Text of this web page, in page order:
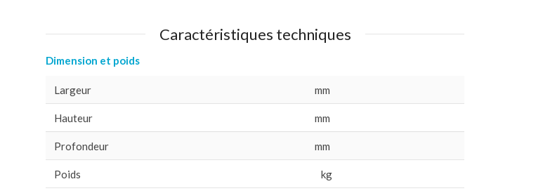
Caractéristiques techniques
Dimension et poids
Largeur mm
Hauteur mm
Profondeur mm
Poids kg